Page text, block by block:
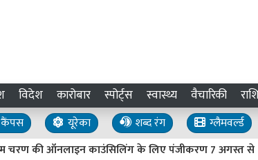
विदेश कारोबार स्पोर्ट्स स्वास्थ्य वैचारिकी
यूरेका शब्द रंग
ग्लैमवर्ल्ड
की ऑनलाइन काउंसिलिंग के लिए पंजीकरण 7 अगस्त से